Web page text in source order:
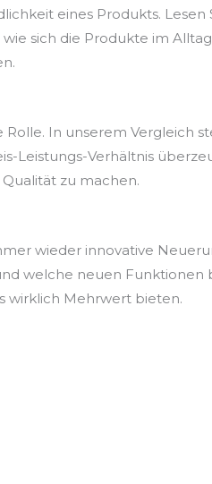
eines Produkts. Lesen
sich die Produkte im
In unserem Vergleich
Leistungs-Verhältnis
zu machen.
wieder innovative
welche neuen Funktionen
wirklich Mehrwert bieten.